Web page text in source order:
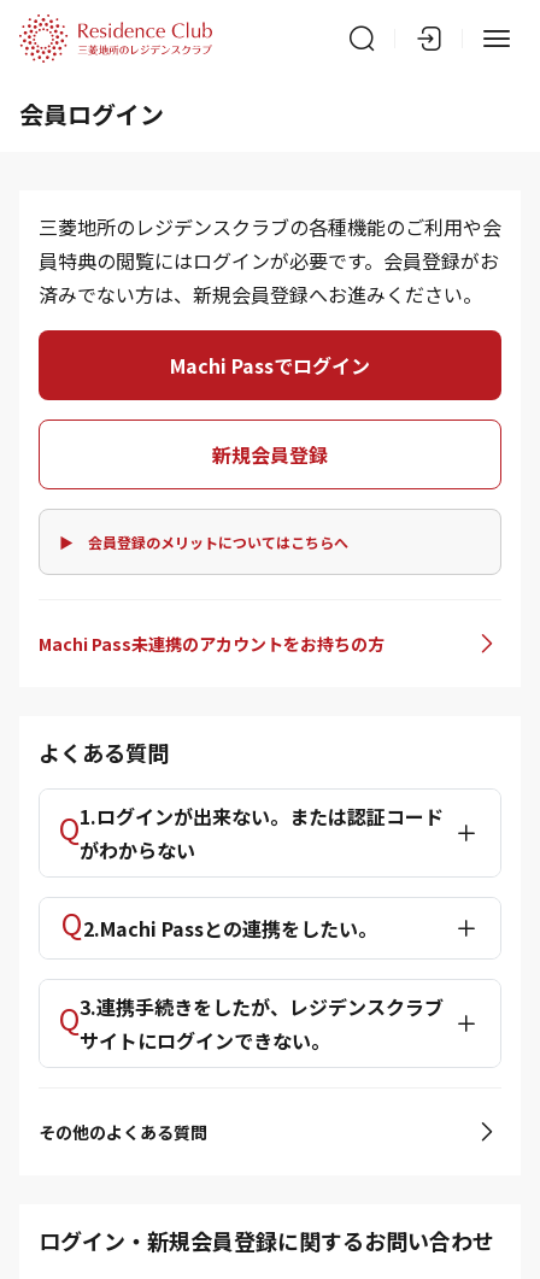
会員ログイン
三菱地所のレジデンスクラブの各種機能のご利用や会
員特典の閲覧にはログインが必要です。会員登録がお
済みでない方は、新規会員登録へお進みください。
Machi Passでログイン
新規会員登録
▶ 会員登録のメリットについてはこちらへ
Machi Pass未連携のアカウントをお持ちの方
よくある質問
1.ログインが出来ない。または認証コード
がわからない
2.Machi Passとの連携をしたい。
3.連携手続きをしたが、レジデンスクラブ
サイトにログインできない。
その他のよくある質問
ログイン・新規会員登録に関するお問い合わせ